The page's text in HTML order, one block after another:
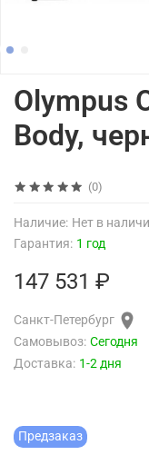
(0)
Наличие: Нет в
Гарантия: 1 год
Предзаказ
Olympus
Body,
147 531 ₽
Санкт-Петербург
Самовывоз: Сегодня
Доставка: 1-2 дня